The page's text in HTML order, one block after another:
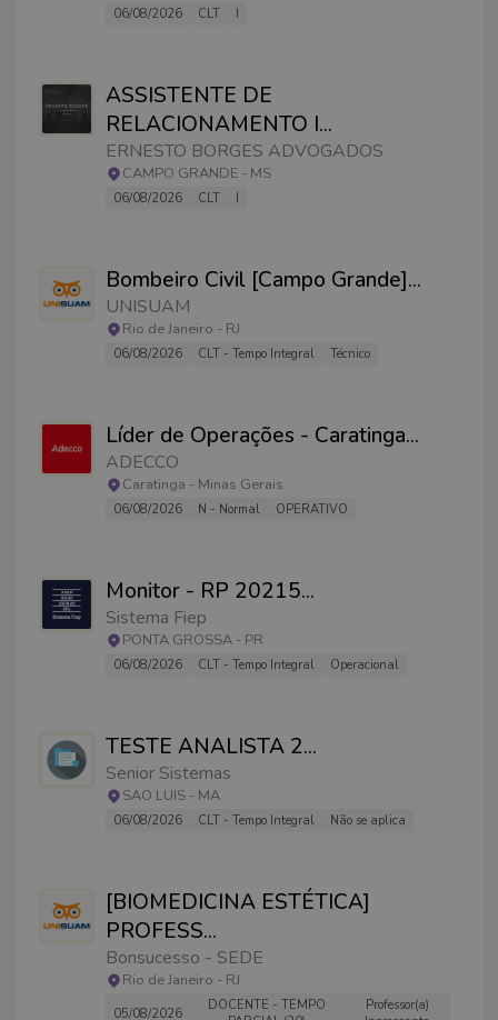
06/08/2026 CLT I
ASSISTENTE DE
RELACIONAMENTO I...
ERNESTO BORGES ADVOGADOS
CAMPO GRANDE - MS
06/08/2026 CLT I
Bombeiro Civil [Campo Grande]...
UNISUAM
Rio de Janeiro - RJ
06/08/2026 CLT - Tempo Integral Técnico
Líder de Operações - Caratinga...
ADECCO
Caratinga - Minas Gerais
06/08/2026 N - Normal OPERATIVO
Monitor - RP 20215...
Sistema Fiep
PONTA GROSSA - PR
06/08/2026 CLT - Tempo Integral Operacional
TESTE ANALISTA 2...
Senior Sistemas
SAO LUIS - MA
06/08/2026 CLT - Tempo Integral Não se aplica
[BIOMEDICINA ESTÉTICA]
PROFESS...
Bonsucesso - SEDE
Rio de Janeiro - RJ
05/08/2026
DOCENTE - TEMPO
Professor(a)